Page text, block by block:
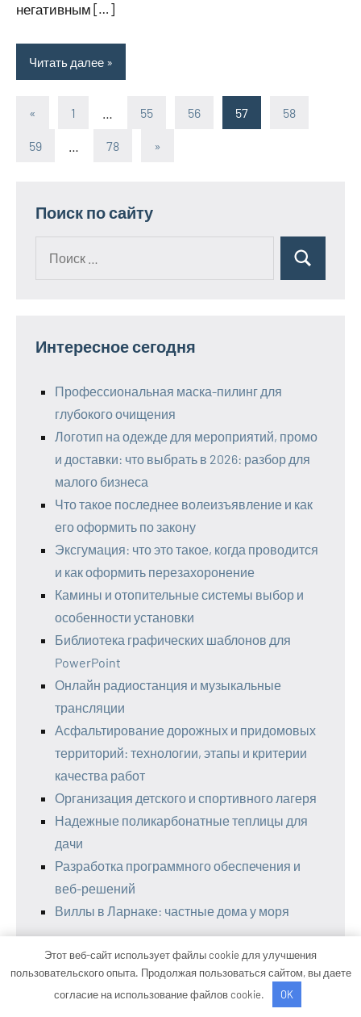
негативным […]
Читать далее
«
Предыдущие
1 55 56 57 58
59 78
Следующие
»
Поиск по сайту
Поиск
Интересное сегодня
Профессиональная маска-пилинг для
глубокого очищения
Логотип на одежде для мероприятий, промо
и доставки: что выбрать в 2026: разбор для
малого бизнеса
Что такое последнее волеизъявление и как
его оформить по закону
Эксгумация: что это такое, когда проводится
и как оформить перезахоронение
Камины и отопительные системы выбор и
особенности установки
Библиотека графических шаблонов для
PowerPoint
Онлайн радиостанция и музыкальные
трансляции
Асфальтирование дорожных и придомовых
территорий: технологии, этапы и критерии
качества работ
Организация детского и спортивного лагеря
Надежные поликарбонатные теплицы для
дачи
Разработка программного обеспечения и
веб-решений
Виллы в Ларнаке: частные дома у моря
Информация для гостей
Этот веб-сайт использует файлы cookie для улучшения
пользовательского опыта. Продолжая пользоваться сайтом, вы даете
согласие на использование файлов cookie.
OK